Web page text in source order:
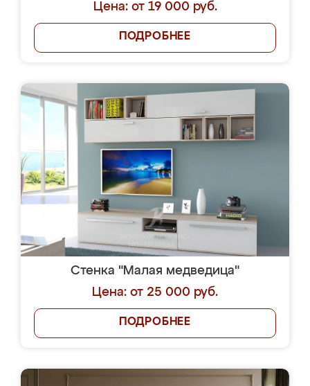
Цена: от 19 000 руб.
ПОДРОБНЕЕ
Стенка "Малая медведица"
Цена: от 25 000 руб.
ПОДРОБНЕЕ